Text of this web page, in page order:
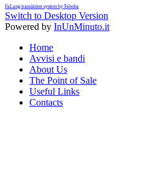
FaLang translation system by Faboba
Switch to Desktop Version
Powered by InUnMinuto.it
Home
Avvisi e bandi
About Us
The Point of Sale
Useful Links
Contacts